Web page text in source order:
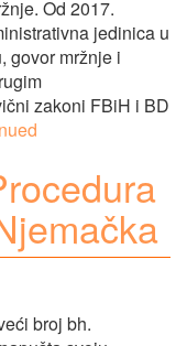
Od 2017.
jedinica u
govor mržnje i
zakoni FBiH i BD
broj bh.